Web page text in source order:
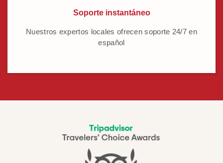
Soporte instantáneo
Nuestros expertos locales ofrecen soporte 24/7 en
español